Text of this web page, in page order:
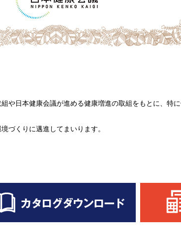
や日本健康会議が進める健康増進の取組をもとに、特
づくりに邁進してまいります。